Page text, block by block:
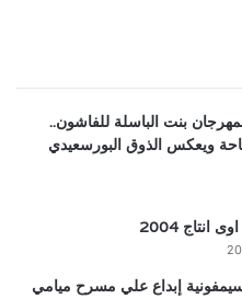
بنت الباسلة للفاشون..
ويعكس الذوق البورسعيدي
انتاج 2004
إبداع علي مسرح ميامي